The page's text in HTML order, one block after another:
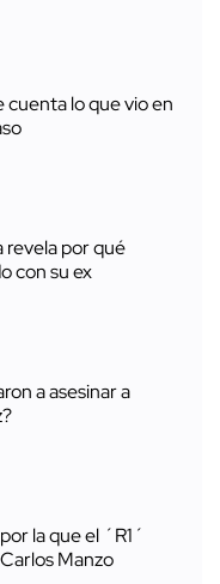
cuenta lo que vio en
revela por qué
con su ex
a asesinar a
la que el ´R1´
Manzo